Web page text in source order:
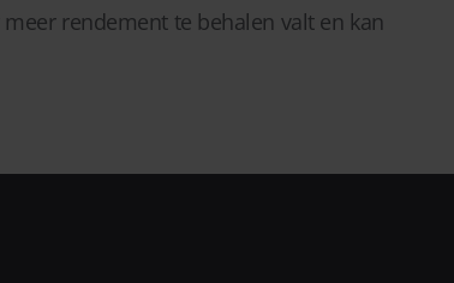
rendement te behalen valt en kan